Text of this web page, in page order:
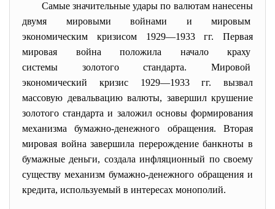
Самые значительные удары по валютам нанесены
двумя мировыми войнами и мировым
экономическим кризисом 1929—1933 гг. Первая
мировая война положила начало краху
системы золотого стандарта. Мировой
экономический кризис 1929—1933 гг. вызвал
массовую девальвацию валюты, завершил крушение
золотого стандарта и заложил основы формирования
механизма бумажно-денежного обращения. Вторая
мировая война завершила перерождение банкноты в
бумажные деньги, создала инфляционный по своему
существу механизм бумажно-денежного обращения и
кредита, используемый в интересах монополий.